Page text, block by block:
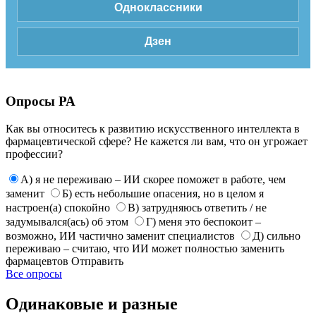
Одноклассники
Дзен
Опросы РА
Как вы относитесь к развитию искусственного интеллекта в
фармацевтической сфере? Не кажется ли вам, что он угрожает
профессии?
А) я не переживаю – ИИ скорее поможет в работе, чем
заменит
Б) есть небольшие опасения, но в целом я
настроен(а) спокойно
В) затрудняюсь ответить / не
задумывался(ась) об этом
Г) меня это беспокоит –
возможно, ИИ частично заменит специалистов
Д) сильно
переживаю – считаю, что ИИ может полностью заменить
фармацевтов Отправить
Все опросы
Одинаковые и разные